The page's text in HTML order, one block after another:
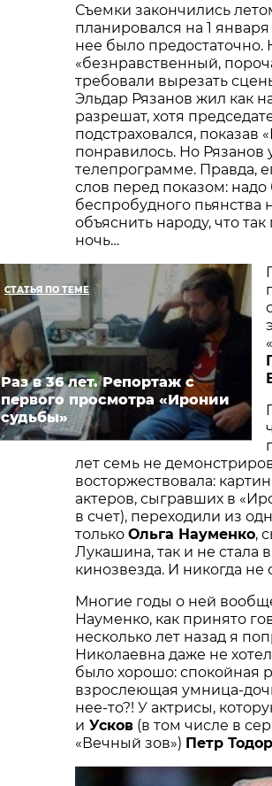
Съемки закончились
планировался на 1
нее было
«безнравственный,
требовали вырезать
Эльдар Рязанов жил как
разрешат, хотя
подстраховался, показав
понравилось. Но Рязанов
телепрограмме. Правда,
слов перед показом:
беспробудного пьянства
объяснить народу, что
ночь…
СТАТЬЯ ПО ТЕМЕ
Раз в 36 лет. Репортаж с
первого просмотра «Иронии
судьбы»
лет семь не
восторжествовала:
актеров, сыгравших в
в счет), переходили из
только Ольга Науменко,
Лукашина, так и не стала
кинозвезда. И никогда не
Многие годы о ней
Науменко, как принято
несколько лет назад я
Николаевна даже не
было хорошо: спокойная
взрослеющая умница-
нее-то?! У актрисы,
и Усков (в том числе в
«Вечный зов») Петр